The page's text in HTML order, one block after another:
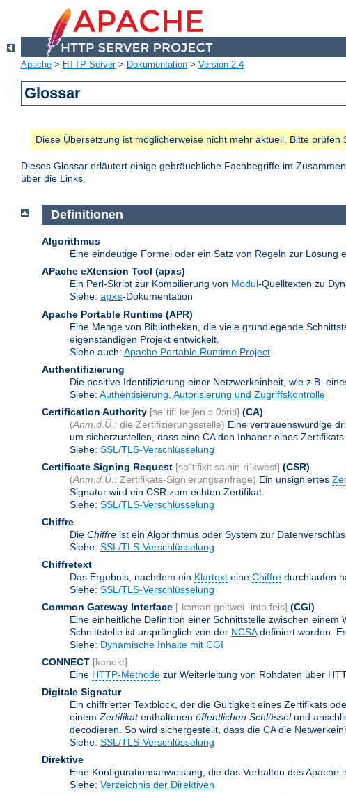
Apache > HTTP-Server> Dokumentation > Version 2.4
Glossar
Diese Übersetzung ist möglicherweise nicht mehr aktuell. Bitte
Dieses Glossar erläutert einige gebräuchliche Fachbegriffe im
über die Links.
Definitionen
Algorithmus
Eine eindeutige Formel oder ein Satz von Regeln zur Lösung
APache eXtension Tool (apxs)
Ein Perl-Skript zur Kompilierung von Modul-Quelltexten zu
Siehe: apxs-Dokumentation
Apache Portable Runtime (APR)
Eine Menge von Bibliotheken, die viele grundlegende
eigenständigen Projekt entwickelt.
Siehe auch: Apache Portable Runtime Project
Authentifizierung
Die positive Identifizierung einer Netzwerkeinheit, wie z.B.
Siehe: Authentisierung, Autorisierung und Zugriffskontrolle
Certification Authority [səˈtifiˈkeiʃən ɔːθɔriti] (CA)
(Anm.d.Ü.: die Zertifizierungsstelle) Eine vertrauenswürdige
um sicherzustellen, dass eine CA den Inhaber eines Zertifikats
Siehe: SSL/TLS-Verschlüsselung
Certificate Signing Request [səˈtifikit sainiŋ riˈkwest] (CSR)
(Anm.d.Ü.: Zertifikats-Signierungsanfrage) Ein unsigniertes
Signatur wird ein CSR zum echten Zertifikat.
Siehe: SSL/TLS-Verschlüsselung
Chiffre
Die Chiffre ist ein Algorithmus oder System zur
Siehe: SSL/TLS-Verschlüsselung
Chiffretext
Das Ergebnis, nachdem ein Klartext eine Chiffre durchlaufen
Siehe: SSL/TLS-Verschlüsselung
Common Gateway Interface [ˈkɔmən geitwei ˈintəːfeis] (CGI)
Eine einheitliche Definition einer Schnittstelle zwischen
Schnittstelle ist ursprünglich von der NCSAdefiniert worden.
Siehe: Dynamische Inhalte mit CGI
CONNECT [kənekt]
Eine HTTP-Methode zur Weiterleitung von Rohdaten über
Digitale Signatur
Ein chiffrierter Textblock, der die Gültigkeit eines Zertifikats
einem Zertifikatenthaltenen öffentlichen Schlüsselund
decodieren. So wird sichergestellt, dass die CA die
Siehe: SSL/TLS-Verschlüsselung
Direktive
Eine Konfigurationsanweisung, die das Verhalten des
Siehe: Verzeichnis der Direktiven